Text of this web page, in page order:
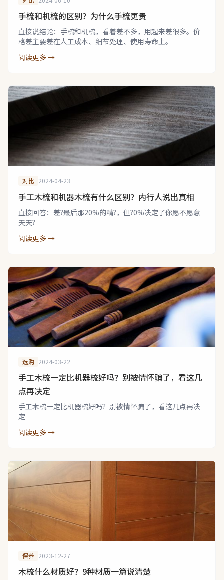
手梳和机梳的区别？为什么手梳更贵
直接说结论：手梳和机梳，看着差不多，用起来差很多。价
格差主要差在人工成本、细节处理、使用寿命上。
阅读更多 →
对比 2024-04-23
手工木梳和机器木梳有什么区别？内行人说出真相
直接回答：差?最后那20%的精?，但?0%决定了你愿不愿意
天天?
阅读更多 →
选购 2024-03-22
手工木梳一定比机器梳好吗？别被情怀骗了，看这几
点再决定
手工木梳一定比机器梳好吗？别被情怀骗了，看这几点再决
定
阅读更多 →
保养 2023-12-27
木梳什么材质好？9种材质一篇说清楚